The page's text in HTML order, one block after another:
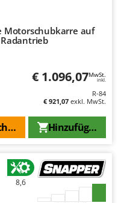
Motorschubkarre auf
€ 1.096,07MwSt.
inkl.
R-84
€ 921,07 exkl. MwSt.
Hinzufügen
Sie
8,6